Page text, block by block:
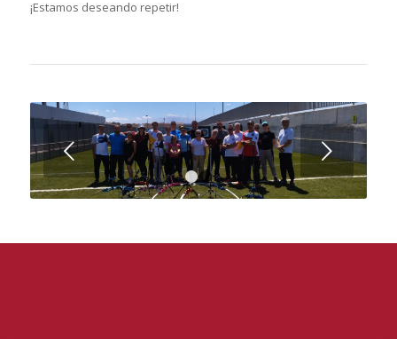
¡Estamos deseando repetir!
Posterior
1 2